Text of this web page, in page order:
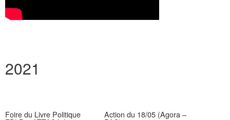
2021
Foire du Livre Politique Action du 18/05 (Agora –